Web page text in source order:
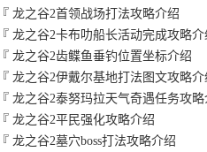
『龙之谷2首领战场打法攻略介绍
『龙之谷2卡布叻船长活动完成攻略介
『龙之谷2齿鲽鱼垂钓位置坐标介绍
『龙之谷2伊戴尔基地打法图文攻略介
『龙之谷2泰努玛拉天气奇遇任务攻略
『龙之谷2平民强化攻略介绍
『龙之谷2墓穴boss打法攻略介绍